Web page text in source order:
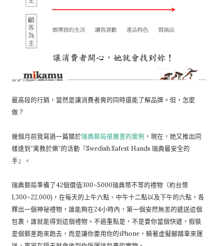
最高段的行銷，當然是讓消費者爽的同時還能了解品牌。但，怎麼
做？
幾個月前我寫過一篇關於瑞典郵局很厲害的案例 ，現在，她又推出同
樣達到“寓教於樂”的活動『Swedish Safest Hands 瑞典最安全的
手』。
瑞典郵局準備了42個價值300~5000瑞典幣不等的禮物（約台幣
1,300~22,000)，在每天的上午六點、中午十二點以及下午的六點，各
釋出一個神祕禮物，誰能夠在24小時內，第一個安然無恙的遞送這個
包裹，誰就能得到這個禮物。不過重點是，不是要你當個快遞，假裝
是個郵差跑來跑去，而是讓你要用你的iPhone，騎著虛擬腳踏車來運